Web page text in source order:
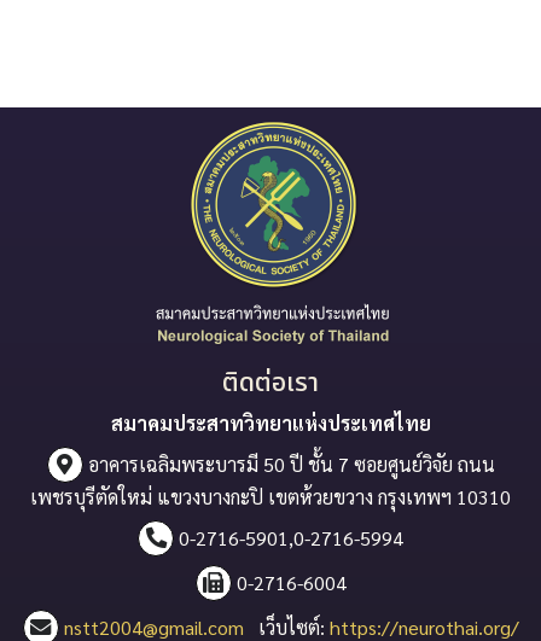
ติดต่อเรา
สมาคมประสาทวิทยาแห่งประเทศไทย
อาคารเฉลิมพระบารมี 50 ปี ชั้น 7 ซอยศูนย์วิจัย ถนน
เพชรบุรีตัดใหม่ แขวงบางกะปิ เขตห้วยขวาง กรุงเทพฯ 10310
0-2716-5901,0-2716-5994
0-2716-6004
nstt2004@gmail.com เว็บไซต์: https://neurothai.org/